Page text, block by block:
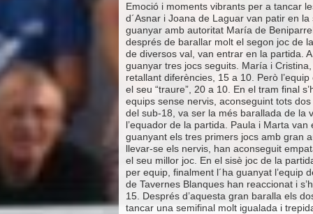
Emoció i moments vibrants per a tancar
d´Asnar i Joana de Laguar van patir en
guanyar amb autoritat María de
després de barallar molt el segon joc de
de diversos val, van entrar en la partida.
guanyar tres jocs seguits. María i
retallant diferències, 15 a 10. Però
el seu “traure”, 20 a 10. En el tram final
equips sense nervis, aconseguint tots
del sub-18, va ser la més barallada de la
l’equador de la partida. Paula i Marta
guanyant els tres primers jocs amb gran
llevar-se els nervis, han aconseguit
el seu millor joc. En el sisè joc de la
per equip, finalment l´ha guanyat l’equip
de Tavernes Blanques han reaccionat i
15. Després d’aquesta gran baralla els
tancar una semifinal molt igualada i